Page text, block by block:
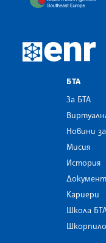
БТА
За БТА
Новини
Мисия
История
Кариери
Школа